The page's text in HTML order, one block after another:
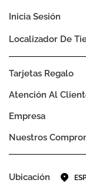
Empresa
Nuestros
Atención Al
Tarjetas Regalo
Inicia Sesión
Localizador De
Ubicación